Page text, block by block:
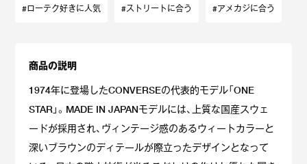
#ローテク好きに人気 #ストリートに合う #アメカジに合う
商品の説明
1974年に登場したCONVERSEの代表的モデル「ONE
STAR」。MADE IN JAPANモデルには、上質な国産スウェ
ードが採用され、ヴィンテージ感のあるウィートカラーと
深いブラウンのディテールが際立ったデザインとなって